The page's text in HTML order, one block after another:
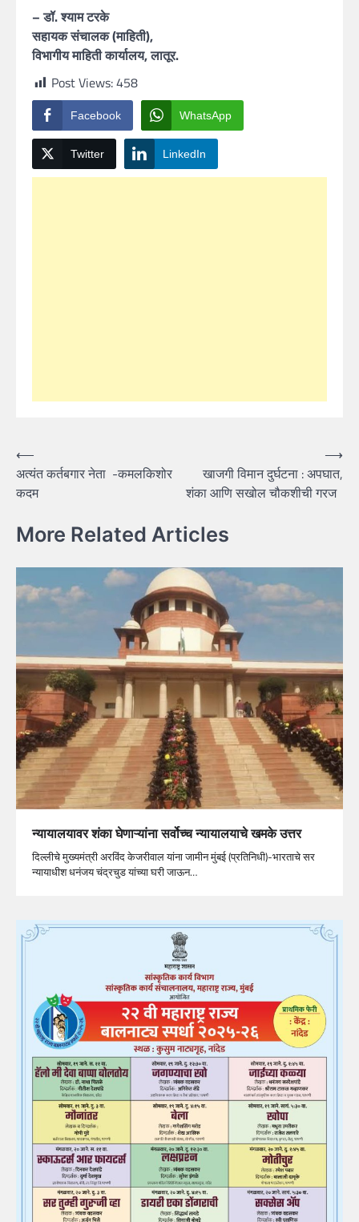
– डॉ. श्याम टरके
सहायक संचालक (माहिती),
विभागीय माहिती कार्यालय, लातूर.
Post Views:458
Facebook WhatsApp
Twitter LinkedIn
Post
navigation
⟵
अत्यंत कर्तबगार नेता -कमलकिशोर
कदम
खाजगी विमान दुर्घटना : अपघात,
शंका आणि सखोल चौकशीची गरज
⟶
More Related Articles
न्यायालयावर शंका घेणाऱ्यांना सर्वोच्च न्यायालयाचे खमके उत्तर
दिल्लीचे मुख्यमंत्री अरविंद केजरीवाल यांना जामीन मुंबई (प्रतिनिधी)-भारताचे सर
न्यायाधीश धनंजय चंद्रचुड यांच्या घरी जाऊन…